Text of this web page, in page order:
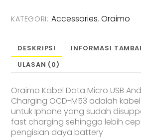
Data
Micro
Android
Cable
Fast
OCD-
M53
KATEGORI: Accessories,Oraimo
DESKRIPSI
INFORMASI
ULASAN (0)
Oraimo Kabel Data Micro USB
Charging OCD-M53 adalah
untuk Iphone yang sudah
fast charging sehingga lebih
pengisian daya battery